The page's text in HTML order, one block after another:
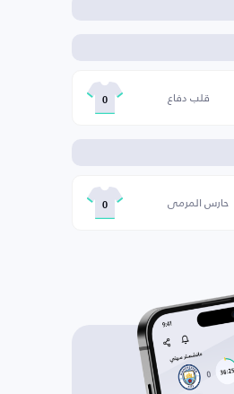
قلب دفاع 0
حارس المرمى 0